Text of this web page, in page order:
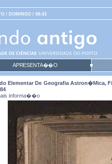
/ DOMINGO / 08:43
APRESENTA��O
Elementar De Geografia Astron�mica,
informa��o